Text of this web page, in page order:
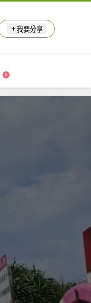
我要分享